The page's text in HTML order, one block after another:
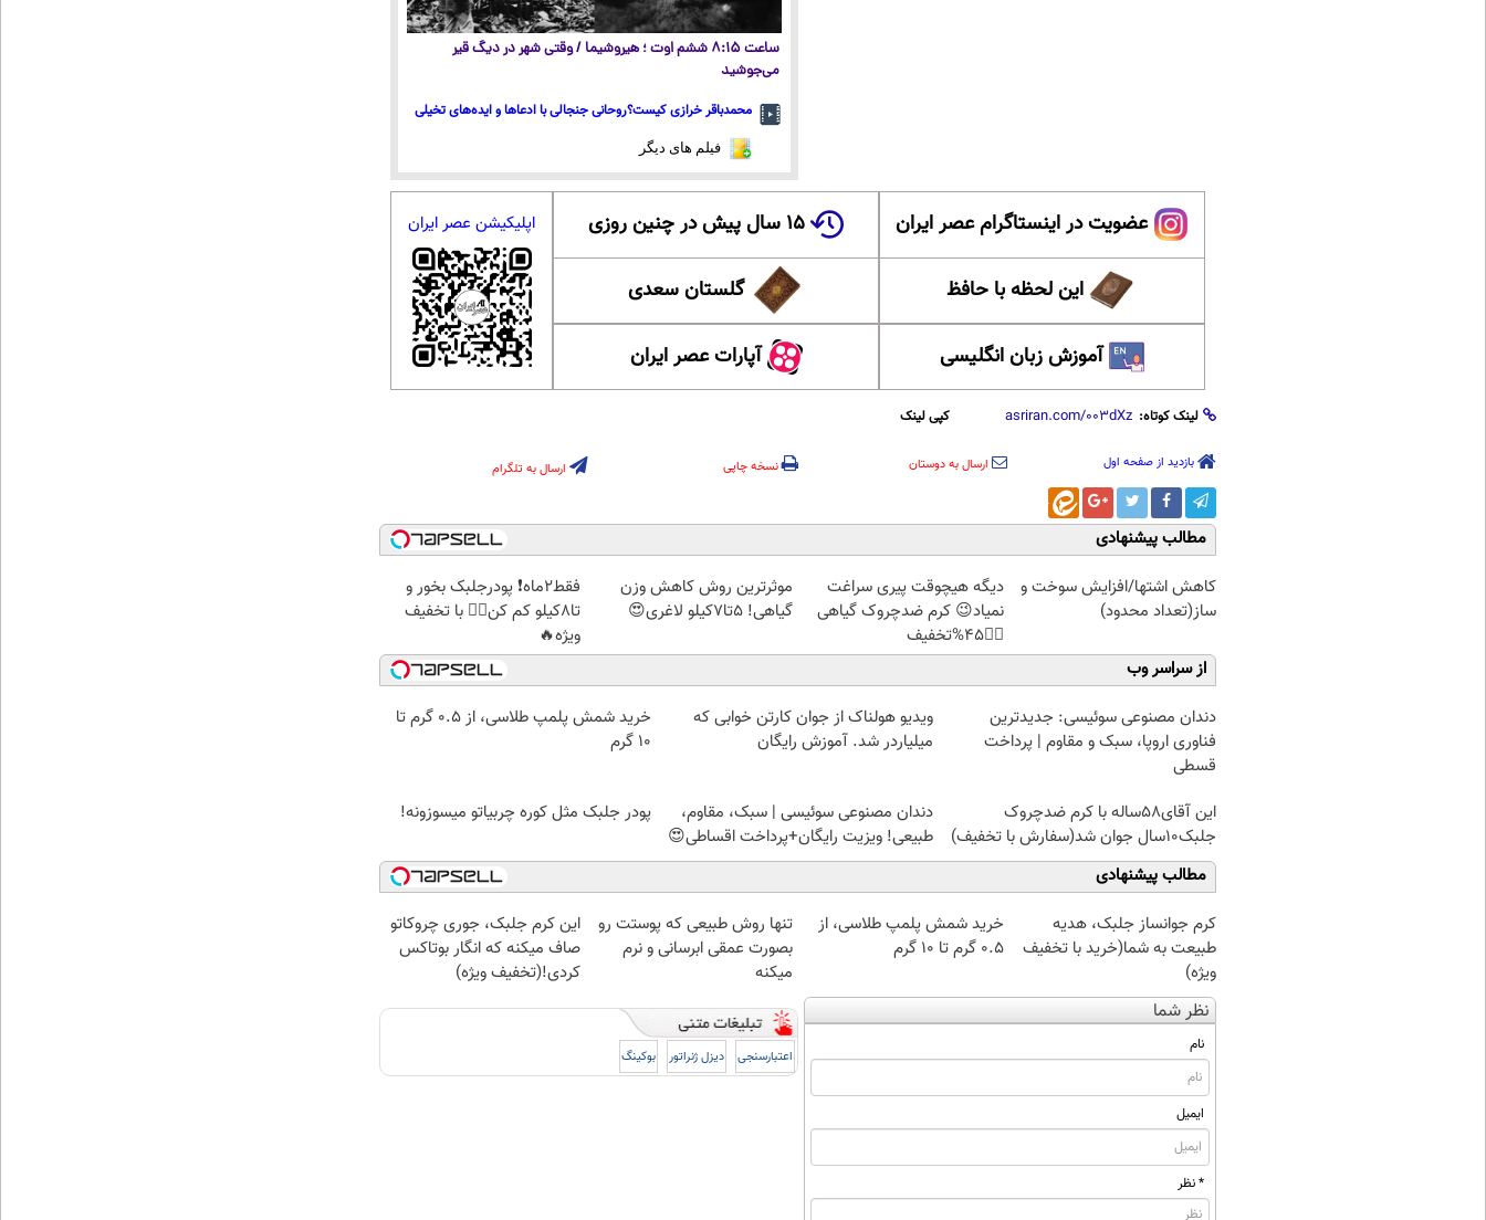
ساعت ۸:۱۵ ششم اوت ؛ هیروشیما / وقتی شهر در دیگ قیر
می‌جوشید
محمدباقر خرازی کیست؟روحانی جنجالی با ادعاها و ایده‌های تخیلی
فیلم های دیگر
عضویت در اینستاگرام عصر ایران ۱۵ سال پیش در چنین روزی
این لحظه با حافظ گلستان سعدی
آموزش زبان انگلیسی آپارات عصر ایران
اپلیکیشن عصر ایران
لینک کوتاه: کپی لینک
بازدید از صفحه اول ارسال به دوستان نسخه چاپی ارسال به تلگرام
مطالب پیشنهادی
کاهش اشتها/افزایش سوخت و
ساز(تعداد محدود)
دیگه هیچوقت پیری سراغت
نمیاد😉 کرم ضدچروک گیاهی
👈🏻45%تخفیف
موثرترین روش کاهش وزن
گیاهی! 5تا۷کیلو لاغری😍
فقط2ماه❗ پودرجلبک بخور و
تا8کیلو کم کن👌🏻 با تخفیف
ویژه🔥
از سراسر وب
دندان مصنوعی سوئیسی: جدیدترین
فناوری اروپا، سبک و مقاوم | پرداخت
قسطی
ویدیو هولناک از جوان کارتن خوابی که
میلیاردر شد. آموزش رایگان
خرید شمش پلمپ طلاسی، از ۰.۵ گرم تا
۱۰ گرم
این آقای58ساله با کرم ضدچروک
جلبک10سال جوان شد(سفارش با تخفیف)
دندان مصنوعی سوئیسی | سبک، مقاوم،
طبیعی! ویزیت رایگان+پرداخت اقساطی😍
پودر جلبک مثل کوره چربیاتو میسوزونه!
مطالب پیشنهادی
کرم جوانساز جلبک، هدیه
طبیعت به شما(خرید با تخفیف
ویژه)
خرید شمش پلمپ طلاسی، از
۰.۵ گرم تا ۱۰ گرم
تنها روش طبیعی که پوستت رو
بصورت عمقی ابرسانی و نرم
میکنه
این کرم جلبک، جوری چروکاتو
صاف میکنه که انگار بوتاکس
کردی!(تخفیف ویژه)
نظر شما
نام
ایمیل
* نظر
اعتبارسنجی دیزل ژنراتور بوکینگ